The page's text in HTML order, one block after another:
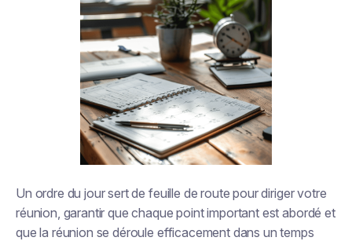
Un ordre du jour sert de feuille de route pour diriger votre
réunion, garantir que chaque point important est abordé et
que la réunion se déroule efficacement dans un temps